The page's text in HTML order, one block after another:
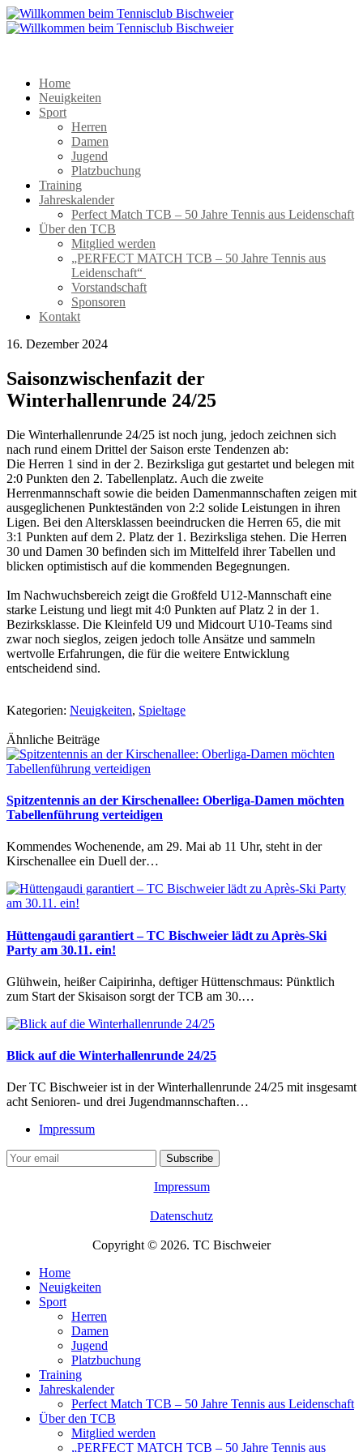
Home
Neuigkeiten
Sport
Herren
Damen
Jugend
Platzbuchung
Training
Jahreskalender
Perfect Match TCB – 50 Jahre Tennis aus Leidenschaft
Über den TCB
Mitglied werden
„PERFECT MATCH TCB – 50 Jahre Tennis aus
Leidenschaft“
Vorstandschaft
Sponsoren
Kontakt
16. Dezember 2024
Saisonzwischenfazit der
Winterhallenrunde 24/25
Die Winterhallenrunde 24/25 ist noch jung, jedoch zeichnen sich
nach rund einem Drittel der Saison erste Tendenzen ab:
Die Herren 1 sind in der 2. Bezirksliga gut gestartet und belegen mit
2:0 Punkten den 2. Tabellenplatz. Auch die zweite
Herrenmannschaft sowie die beiden Damenmannschaften zeigen mit
ausgeglichenen Punkteständen von 2:2 solide Leistungen in ihren
Ligen. Bei den Altersklassen beeindrucken die Herren 65, die mit
3:1 Punkten auf dem 2. Platz der 1. Bezirksliga stehen. Die Herren
30 und Damen 30 befinden sich im Mittelfeld ihrer Tabellen und
blicken optimistisch auf die kommenden Begegnungen.
Im Nachwuchsbereich zeigt die Großfeld U12-Mannschaft eine
starke Leistung und liegt mit 4:0 Punkten auf Platz 2 in der 1.
Bezirksklasse. Die Kleinfeld U9 und Midcourt U10-Teams sind
zwar noch sieglos, zeigen jedoch tolle Ansätze und sammeln
wertvolle Erfahrungen, die für die weitere Entwicklung
entscheidend sind.
Kategorien: Neuigkeiten, Spieltage
Ähnliche Beiträge
Spitzentennis an der Kirschenallee: Oberliga-Damen möchten
Tabellenführung verteidigen
Kommendes Wochenende, am 29. Mai ab 11 Uhr, steht in der
Kirschenallee ein Duell der…
Hüttengaudi garantiert – TC Bischweier lädt zu Après-Ski
Party am 30.11. ein!
Glühwein, heißer Caipirinha, deftiger Hüttenschmaus: Pünktlich
zum Start der Skisaison sorgt der TCB am 30.…
Blick auf die Winterhallenrunde 24/25
Der TC Bischweier ist in der Winterhallenrunde 24/25 mit insgesamt
acht Senioren- und drei Jugendmannschaften…
Impressum
Impressum
Datenschutz
Copyright © 2026. TC Bischweier
Home
Neuigkeiten
Sport
Herren
Damen
Jugend
Platzbuchung
Training
Jahreskalender
Perfect Match TCB – 50 Jahre Tennis aus Leidenschaft
Über den TCB
Mitglied werden
„PERFECT MATCH TCB – 50 Jahre Tennis aus